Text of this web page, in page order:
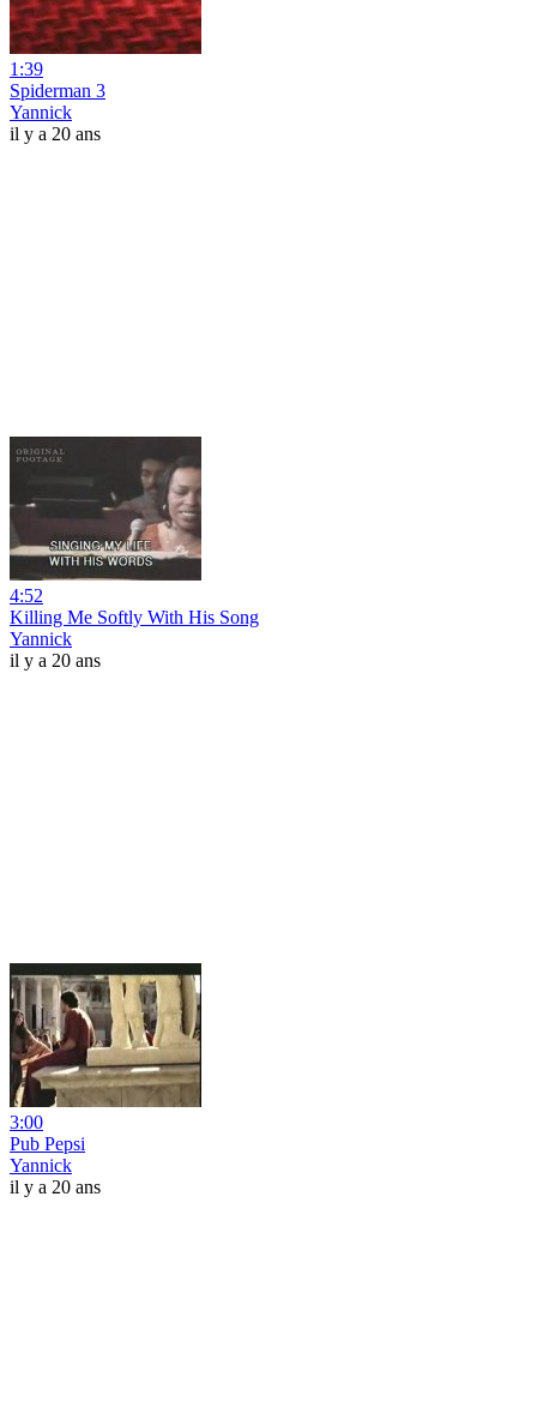
1:39
Spiderman 3
Yannick
il y a 20 ans
4:52
Killing Me Softly With His Song
Yannick
il y a 20 ans
3:00
Pub Pepsi
Yannick
il y a 20 ans